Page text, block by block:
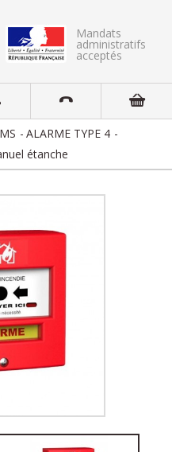
Mandats
administratifs
acceptés
ALARME TYPE 4
étanche